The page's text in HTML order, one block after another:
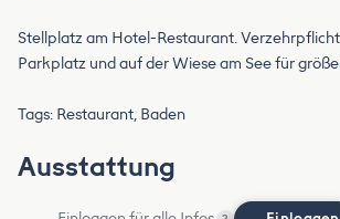
Stellplatz am Hotel-Restaurant.
Parkplatz und auf der Wiese am See für
Tags: Restaurant, Baden
Ausstattung